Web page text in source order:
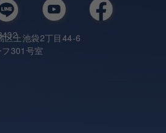
区上池袋2丁目44-6
301号室